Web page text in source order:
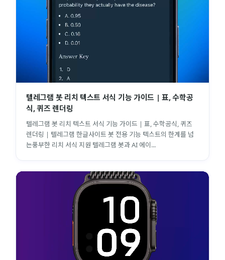
텔레그램 봇 리치 텍스트 서식 기능 가이드 | 표, 수학공
식, 퀴즈 렌더링
텔레그램 봇 리치 텍스트 서식 기능 가이드 | 표, 수학공식, 퀴즈
렌더링 | 텔레그램 한글사이트 봇 전용 기능 텍스트의 한계를 넘
는풍부한 리치 서식 지원 텔레그램 봇과 AI 에이...